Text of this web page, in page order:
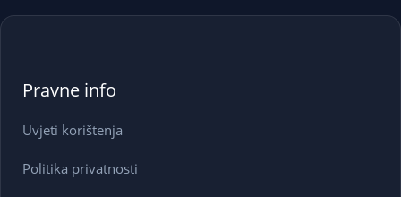
Pravne info
Uvjeti korištenja
Politika privatnosti